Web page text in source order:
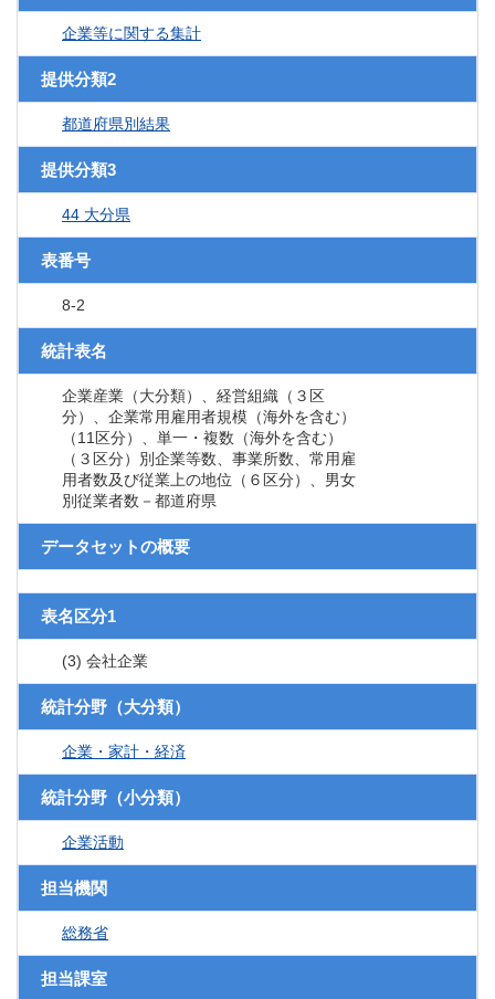
企業等に関する集計
提供分類2
都道府県別結果
提供分類3
44 大分県
表番号
8-2
統計表名
企業産業（大分類）、経営組織（３区
分）、企業常用雇用者規模（海外を含む）
（11区分）、単一・複数（海外を含む）
（３区分）別企業等数、事業所数、常用雇
用者数及び従業上の地位（６区分）、男女
別従業者数－都道府県
データセットの概要
表名区分1
(3) 会社企業
統計分野（大分類）
企業・家計・経済
統計分野（小分類）
企業活動
担当機関
総務省
担当課室